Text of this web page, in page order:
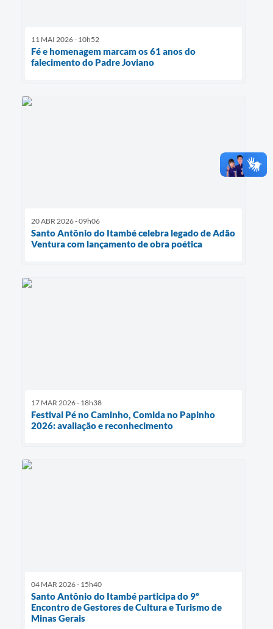
11 MAI 2026 - 10h52
Fé e homenagem marcam os 61 anos do
falecimento do Padre Joviano
20 ABR 2026 - 09h06
Santo Antônio do Itambé celebra legado de Adão
Ventura com lançamento de obra poética
17 MAR 2026 - 18h38
Festival Pé no Caminho, Comida no Papinho
2026: avaliação e reconhecimento
04 MAR 2026 - 15h40
Santo Antônio do Itambé participa do 9º
Encontro de Gestores de Cultura e Turismo de
Minas Gerais